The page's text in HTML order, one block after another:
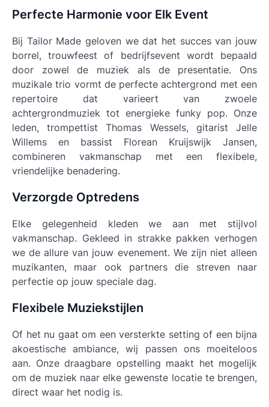
Perfecte Harmonie voor Elk Event
Bij Tailor Made geloven we dat het succes van jouw
borrel, trouwfeest of bedrijfsevent wordt bepaald
door zowel de muziek als de presentatie. Ons
muzikale trio vormt de perfecte achtergrond met een
repertoire dat varieert van zwoele
achtergrondmuziek tot energieke funky pop. Onze
leden, trompettist Thomas Wessels, gitarist Jelle
Willems en bassist Florean Kruijswijk Jansen,
combineren vakmanschap met een flexibele,
vriendelijke benadering.
Verzorgde Optredens
Elke gelegenheid kleden we aan met stijlvol
vakmanschap. Gekleed in strakke pakken verhogen
we de allure van jouw evenement. We zijn niet alleen
muzikanten, maar ook partners die streven naar
perfectie op jouw speciale dag.
Flexibele Muziekstijlen
Of het nu gaat om een versterkte setting of een bijna
akoestische ambiance, wij passen ons moeiteloos
aan. Onze draagbare opstelling maakt het mogelijk
om de muziek naar elke gewenste locatie te brengen,
direct waar het nodig is.